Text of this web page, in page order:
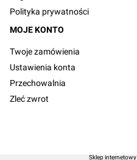
Polityka prywatności
MOJE KONTO
Twoje zamówienia
Ustawienia konta
Przechowalnia
Zleć zwrot
Sklep internetowy